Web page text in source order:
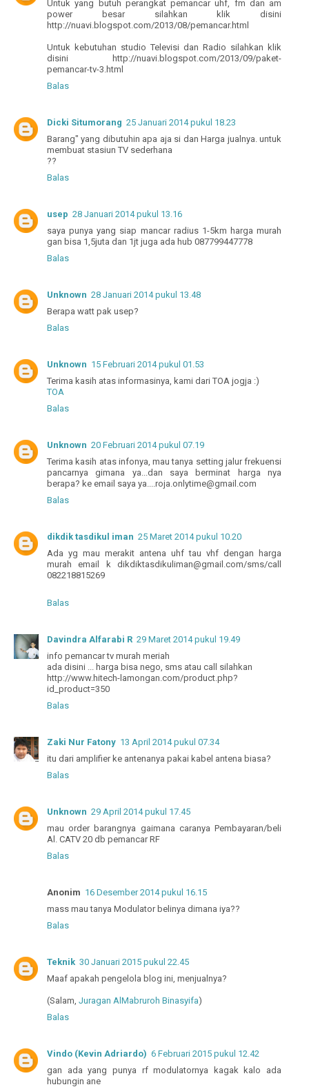
Untuk yang butuh perangkat pemancar uhf, fm dan am
power besar silahkan klik disini
http://nuavi.blogspot.com/2013/08/pemancar.html
Untuk kebutuhan studio Televisi dan Radio silahkan klik
disini http://nuavi.blogspot.com/2013/09/paket-
pemancar-tv-3.html
Balas
Dicki Situmorang 25 Januari 2014 pukul 18.23
Barang" yang dibutuhin apa aja si dan Harga jualnya. untuk
membuat stasiun TV sederhana
??
Balas
usep 28 Januari 2014 pukul 13.16
saya punya yang siap mancar radius 1-5km harga murah
gan bisa 1,5juta dan 1jt juga ada hub 087799447778
Balas
Unknown 28 Januari 2014 pukul 13.48
Berapa watt pak usep?
Balas
Unknown 15 Februari 2014 pukul 01.53
Terima kasih atas informasinya, kami dari TOA jogja :)
TOA
Balas
Unknown 20 Februari 2014 pukul 07.19
Terima kasih atas infonya, mau tanya setting jalur frekuensi
pancarnya gimana ya...dan saya berminat harga nya
berapa? ke email saya ya....roja.onlytime@gmail.com
Balas
dikdik tasdikul iman 25 Maret 2014 pukul 10.20
Ada yg mau merakit antena uhf tau vhf dengan harga
murah email k dikdiktasdikuliman@gmail.com/sms/call
082218815269
Balas
Davindra Alfarabi R 29 Maret 2014 pukul 19.49
info pemancar tv murah meriah
ada disini ... harga bisa nego, sms atau call silahkan
http://www.hitech-lamongan.com/product.php?
id_product=350
Balas
Zaki Nur Fatony 13 April 2014 pukul 07.34
itu dari amplifier ke antenanya pakai kabel antena biasa?
Balas
Unknown 29 April 2014 pukul 17.45
mau order barangnya gaimana caranya Pembayaran/beli
Al. CATV 20 db pemancar RF
Balas
Anonim 16 Desember 2014 pukul 16.15
mass mau tanya Modulator belinya dimana iya??
Balas
Teknik 30 Januari 2015 pukul 22.45
Maaf apakah pengelola blog ini, menjualnya?
(Salam, Juragan AlMabruroh Binasyifa)
Balas
Vindo (Kevin Adriardo) 6 Februari 2015 pukul 12.42
gan ada yang punya rf modulatornya kagak kalo ada
hubungin ane